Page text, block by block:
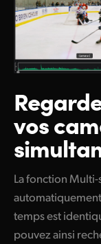
vos
La fonction
temps est
pouvez ainsi